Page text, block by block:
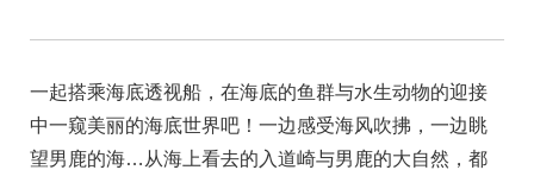
一起搭乘海底透视船，在海底的鱼群与水生动物的迎接
中一窥美丽的海底世界吧！一边感受海风吹拂，一边眺
望男鹿的海…从海上看去的入道崎与男鹿的大自然，都